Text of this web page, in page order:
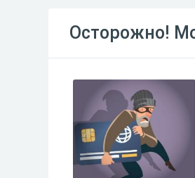
Осторожно!